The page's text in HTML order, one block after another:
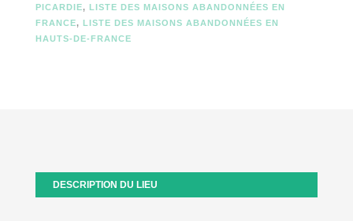
PICARDIE, LISTE DES MAISONS ABANDONNÉES EN
FRANCE, LISTE DES MAISONS ABANDONNÉES EN
HAUTS-DE-FRANCE
DESCRIPTION DU LIEU